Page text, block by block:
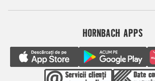
HORNBACH APPS